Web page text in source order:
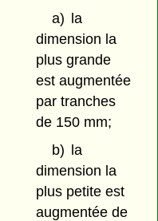
a) la
dimension la
plus grande
est augmentée
par tranches
de 150 mm;
b) la
dimension la
plus petite est
augmentée de